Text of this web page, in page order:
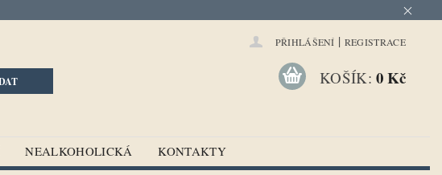
PŘIHLÁŠENÍ | REGISTRACE
KOŠÍK: 0 Kč
NEALKOHOLICKÁ KONTAKTY